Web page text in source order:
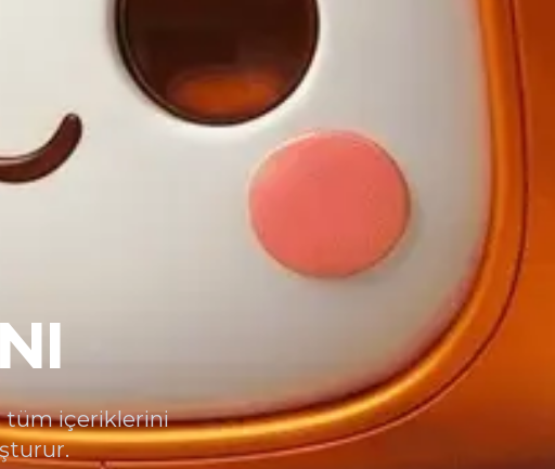
tüm içeriklerini